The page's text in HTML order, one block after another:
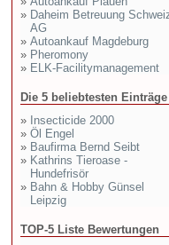
» Daheim Betreuung
AG
» Autoankauf Magdeburg
» Pheromony
» ELK-Facilitymanagement
Die 5 beliebtesten Einträge
» Insecticide 2000
» Öl Engel
» Baufirma Bernd Seibt
» Kathrins Tieroase -
Hundefrisör
» Bahn & Hobby Günsel
Leipzig
TOP-5 Liste Bewertungen